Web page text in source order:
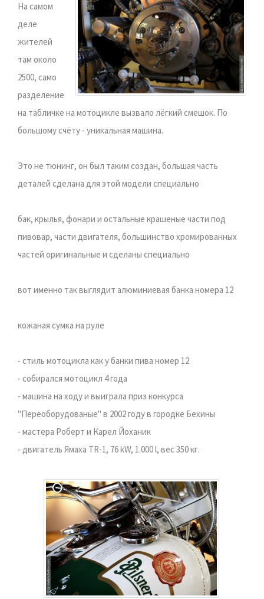
На самом
деле
жителей
там около
2500, само
разделение
на табличке на мотоцикле вызвало лёгкий смешок. По
большому счёту - уникальная машина.
Это не тюнинг, он был таким создан, большая часть
деталей сделана для этой модели специально
бак, крылья, фонари и остальные крашеные части под
пивовар, части двигателя, большинство хромированных
частей оригинальные и сделаны специально
вот именно так выглядит алюминиевая банка номера 12
кожаная сумка на руле
- стиль мотоцикла как у банки пива номер 12
- собирался мотоцикл 4 года
- машина на ходу и выиграла приз конкурса
"Переоборудованые" в 2002 году в городке Бехины
- мастера Роберт и Карел Йоханик
- двигатель Ямаха TR-1, 76 kW, 1.000 l, вес 350 кг.